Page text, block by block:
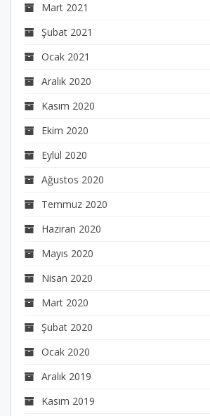
Mart 2021
Şubat 2021
Ocak 2021
Aralık 2020
Kasım 2020
Ekim 2020
Eylül 2020
Ağustos 2020
Temmuz 2020
Haziran 2020
Mayıs 2020
Nisan 2020
Mart 2020
Şubat 2020
Ocak 2020
Aralık 2019
Kasım 2019